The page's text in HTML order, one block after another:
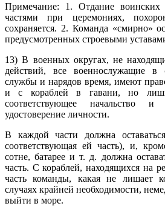
Примечание: 1. Отдание воинских
частями при церемониях,
сохраняется. 2. Команда «смирно»
предусмотренных строевыми
13) В военных округах, не
действий, все военнослужащие в
службы и нарядов время, имеют
и с кораблей в гавани, но
соответствующее начальство
удостоверение личности.
В каждой части должна
соответствующая ей часть), и,
сотне, батарее и т. д. должна
часть. С кораблей, находящихся на
часть команды, какая не лишает
случаях крайней необходимости,
выйти в море.